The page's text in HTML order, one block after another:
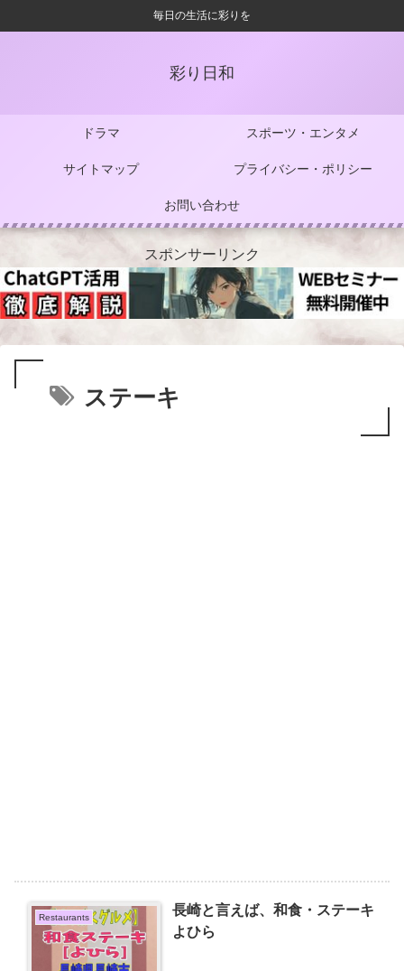
毎日の生活に彩りを
彩り日和
ドラマ スポーツ・エンタメ
サイトマップ プライバシー・ポリシー
お問い合わせ
スポンサーリンク
ステーキ
Restaurants
長崎と言えば、和食・ステーキ
よひら